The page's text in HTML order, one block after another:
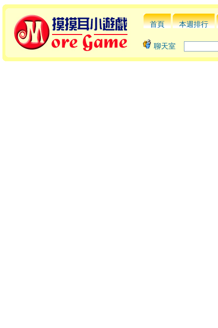
首頁 本週排行
聊天室